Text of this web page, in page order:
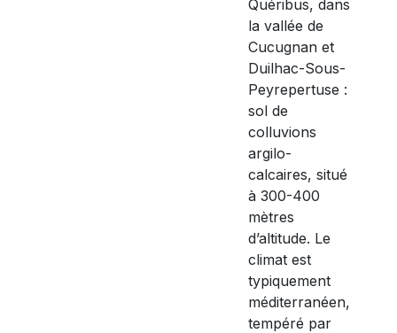
Quéribus, dans
la vallée de
Cucugnan et
Duilhac-Sous-
Peyrepertuse :
sol de
colluvions
argilo-
calcaires, situé
à 300-400
mètres
d’altitude. Le
climat est
typiquement
méditerranéen,
tempéré par